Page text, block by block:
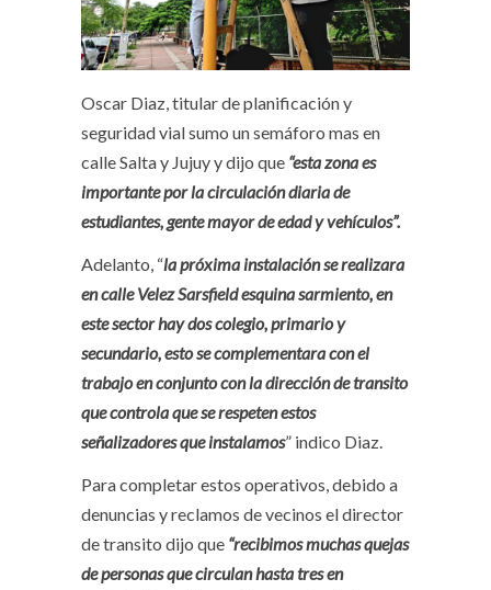
Oscar Diaz, titular de planificación y
seguridad vial sumo un semáforo mas en
calle Salta y Jujuy y dijo que “esta zona es
importante por la circulación diaria de
estudiantes, gente mayor de edad y vehículos”.
Adelanto, “la próxima instalación se realizara
en calle Velez Sarsfield esquina sarmiento, en
este sector hay dos colegio, primario y
secundario, esto se complementara con el
trabajo en conjunto con la dirección de transito
que controla que se respeten estos
señalizadores que instalamos” indico Diaz.
Para completar estos operativos, debido a
denuncias y reclamos de vecinos el director
de transito dijo que “recibimos muchas quejas
de personas que circulan hasta tres en